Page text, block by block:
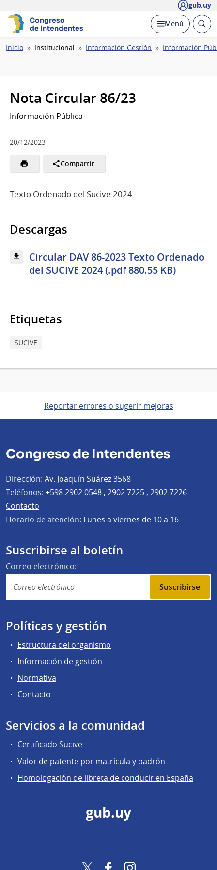
gub.uy
Congreso
de Intendentes
Desplegar
Menú Abrir
Ruta
Inicio Institucional Información Gestión Información
Nota Circular 86/23
Información Pública
20/12/2023
Compartir
Texto Ordenado del Sucive 2024
Descargas
Circular DAV 86-2023 Texto Ordenado
del SUCIVE 2024 (.pdf 880.55 KB)
Etiquetas
SUCIVE
Reportar errores o sugerir mejoras
Congreso de Intendentes
Dirección: Av. Joaquín Suárez 3568
Teléfonos: +598 2902 0548 , 2902 7225 , 2902 7226
Contacto
Horario de atención: Lunes a viernes de 10 a 16
Suscribirse al boletín
Correo electrónico:
Suscribirse
Políticas y gestión
Estructura del organismo
Información de gestión
Normativa
Contacto
Servicios a la comunidad
Certificado Sucive
Valor de patente por matrícula y padrón
Homologación de libreta de conducir en España
gub.uy
Twitter FacebookInstagram